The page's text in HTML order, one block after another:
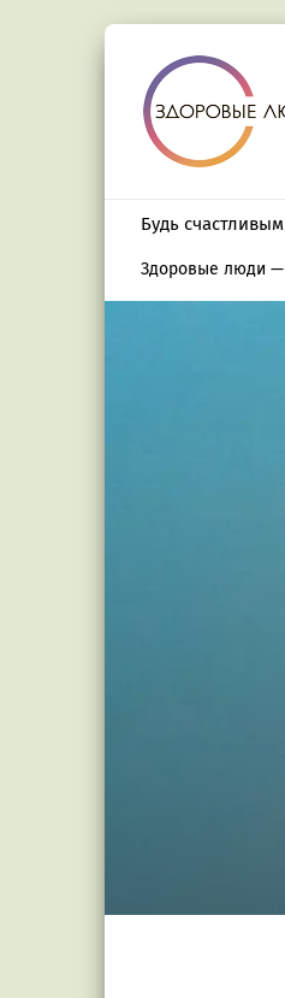
Будь счастливым
Здоровые люди —